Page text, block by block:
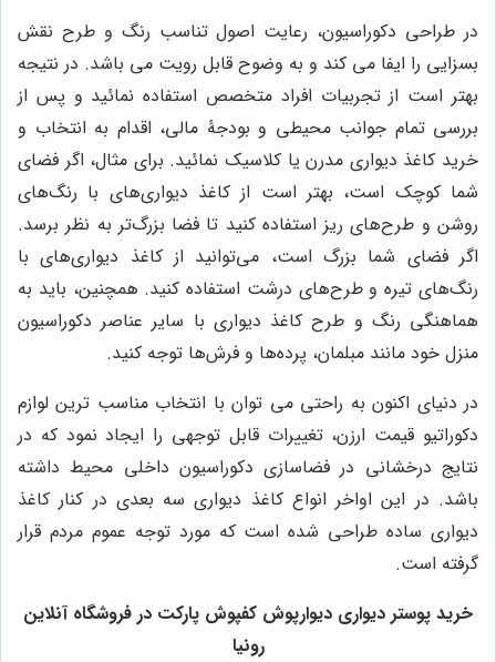
در طراحی دکوراسیون، رعایت اصول تناسب رنگ و طرح نقش
بسزایی را ایفا می کند و به وضوح قابل رویت می باشد. در نتیجه
بهتر است از تجربیات افراد متخصص استفاده نمائید و پس از
بررسی تمام جوانب محیطی و بودجۀ مالی، اقدام به انتخاب و
خرید کاغذ دیواری مدرن یا کلاسیک نمائید. برای مثال، اگر فضای
شما کوچک است، بهتر است از کاغذ دیواری‌های با رنگ‌های
روشن و طرح‌های ریز استفاده کنید تا فضا بزرگ‌تر به نظر برسد.
اگر فضای شما بزرگ است، می‌توانید از کاغذ دیواری‌های با
رنگ‌های تیره و طرح‌های درشت استفاده کنید. همچنین، باید به
هماهنگی رنگ و طرح کاغذ دیواری با سایر عناصر دکوراسیون
منزل خود مانند مبلمان، پرده‌ها و فرش‌ها توجه کنید.
در دنیای اکنون به راحتی می توان با انتخاب مناسب ترین لوازم
دکوراتیو قیمت ارزن، تغییرات قابل توجهی را ایجاد نمود که در
نتایج درخشانی در فضاسازی دکوراسیون داخلی محیط داشته
باشد. در این اواخر انواع کاغذ دیواری سه بعدی در کنار کاغذ
دیواری ساده طراحی شده است که مورد توجه عموم مردم قرار
گرفته است.
خرید پوستر دیواری دیوارپوش کفپوش پارکت در فروشگاه آنلاین
رونیا